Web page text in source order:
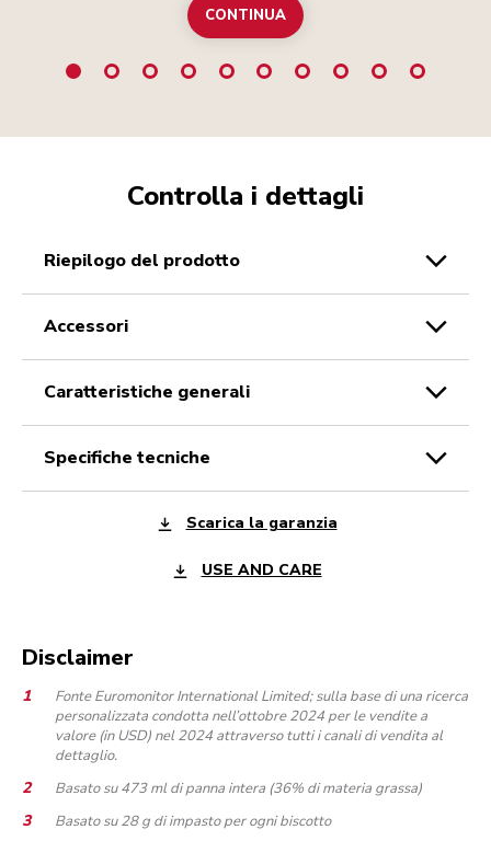
CONTINUA
Controlla i dettagli
riepilogo del prodotto
accessori
caratteristiche generali
specifiche tecniche
Scarica la garanzia
USE AND CARE
Disclaimer
Fonte Euromonitor International Limited; sulla base di una ricerca
personalizzata condotta nell’ottobre 2024 per le vendite a
valore (in USD) nel 2024 attraverso tutti i canali di vendita al
dettaglio.
Basato su 473 ml di panna intera (36% di materia grassa)
Basato su 28 g di impasto per ogni biscotto